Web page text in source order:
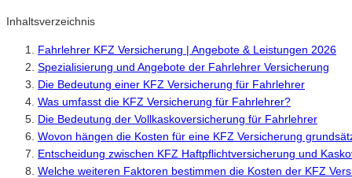
Inhaltsverzeichnis
Fahrlehrer KFZ Versicherung | Angebote & Leistungen 2026
Spezialisierung und Angebote der Fahrlehrer Versicherung
Die Bedeutung einer KFZ Versicherung für Fahrlehrer
Was umfasst die KFZ Versicherung für Fahrlehrer?
Die Bedeutung der Vollkaskoversicherung für Fahrlehrer
Wovon hängen die Kosten für eine KFZ Versicherung
Entscheidung zwischen KFZ Haftpflichtversicherung und
Welche weiteren Faktoren bestimmen die Kosten der KFZ